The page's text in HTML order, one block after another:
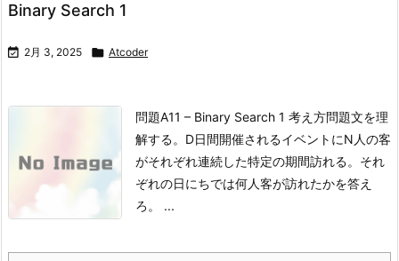
Binary Search 1
 2月 3, 2025  Atcoder
問題A11 – Binary Search 1 考え方問題文を理
解する。 D日間開催されるイベントにN人の客
がそれぞれ連続した特定の期間訪れる。 それ
ぞれの日にちでは何人客が訪れたかを答え
ろ。 ...